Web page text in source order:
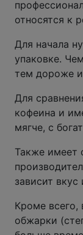
относятся к
Для начала
упаковке.
тем дороже и
Для
кофеина и
мягче, с
Также имеет
зависит
Кроме всего,
обжарки